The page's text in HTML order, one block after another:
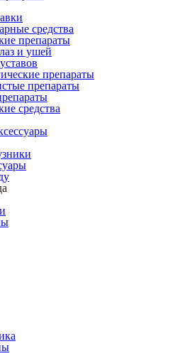
средства
препараты
и ушей
препараты
препараты
средства